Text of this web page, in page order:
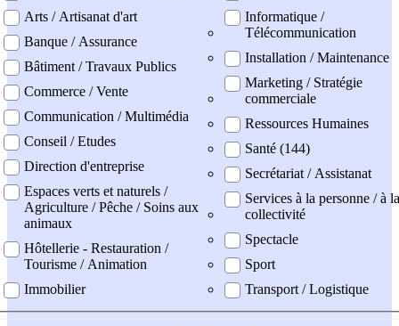
Arts / Artisanat d'art
Banque / Assurance
Bâtiment / Travaux Publics
Commerce / Vente
Communication / Multimédia
Conseil / Etudes
Direction d'entreprise
Espaces verts et naturels /
Agriculture / Pêche / Soins aux
animaux
Hôtellerie - Restauration /
Tourisme / Animation
Immobilier
Informatique /
Télécommunication
Installation / Maintenance
Marketing / Stratégie
commerciale
Ressources Humaines
Santé (144)
Secrétariat / Assistanat
Services à la personne / à la
collectivité
Spectacle
Sport
Transport / Logistique